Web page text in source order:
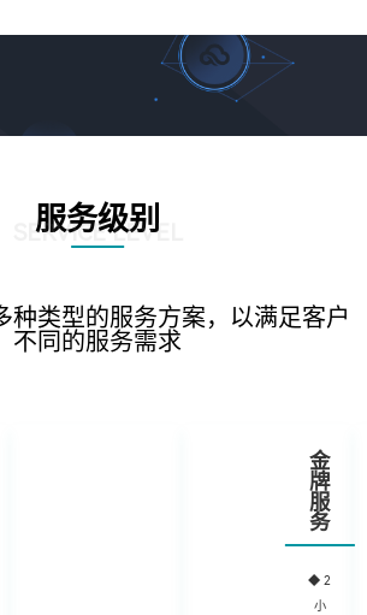
服务级别
SERVICE LEVEL
种类型的服务方案，以满足客户
不同的服务需求
金
牌
服
务
◆2
小